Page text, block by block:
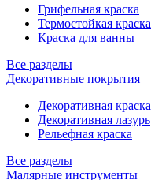
Грифельная краска
Термостойкая краска
Краска для ванны
Все разделы
Декоративные покрытия
Декоративная краска
Декоративная лазурь
Рельефная краска
Все разделы
Малярные инструменты